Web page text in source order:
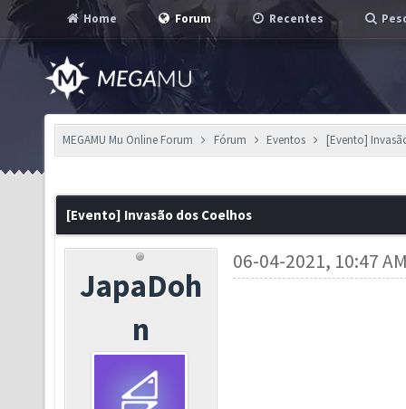
Home Forum Recentes
MEGAMU Mu Online Forum Fórum Eventos [Evento]
[Evento] Invasão dos Coelhos
JapaDoh
n
06-04-2021, 10:47